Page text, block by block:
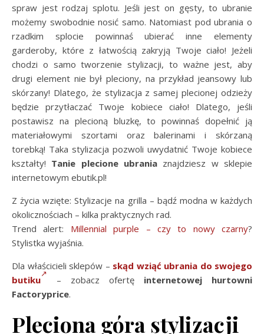
spraw jest rodzaj splotu. Jeśli jest on gęsty, to ubranie
możemy swobodnie nosić samo. Natomiast pod ubrania o
rzadkim splocie powinnaś ubierać inne elementy
garderoby, które z łatwością zakryją Twoje ciało! Jeżeli
chodzi o samo tworzenie stylizacji, to ważne jest, aby
drugi element nie był pleciony, na przykład jeansowy lub
skórzany! Dlatego, że stylizacja z samej plecionej odzieży
będzie przytłaczać Twoje kobiece ciało! Dlatego, jeśli
postawisz na plecioną bluzkę, to powinnaś dopełnić ją
materiałowymi szortami oraz balerinami i skórzaną
torebką! Taka stylizacja pozwoli uwydatnić Twoje kobiece
kształty! Tanie plecione ubrania znajdziesz w sklepie
internetowym ebutik.pl!
Z życia wzięte: Stylizacje na grilla – bądź modna w każdych
okolicznościach – kilka praktycznych rad.
Trend alert: Millennial purple – czy to nowy czarny?
Stylistka wyjaśnia.
Dla właścicieli sklepów – skąd wziąć ubrania do swojego
butiku
– zobacz ofertę internetowej hurtowni
Factoryprice.
Pleciona góra stylizacji